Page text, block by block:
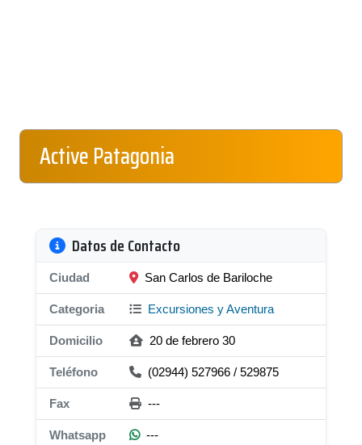
Active Patagonia
Datos de Contacto
Ciudad San Carlos de Bariloche
Categoria Excursiones y Aventura
Domicilio 20 de febrero 30
Teléfono (02944) 527966 / 529875
Fax ---
Whatsapp ---